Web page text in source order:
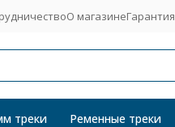
О магазинеГарантия
треки Ременные треки